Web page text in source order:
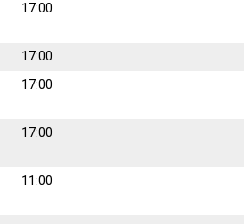
17:00
17:00
17:00
17:00
11:00